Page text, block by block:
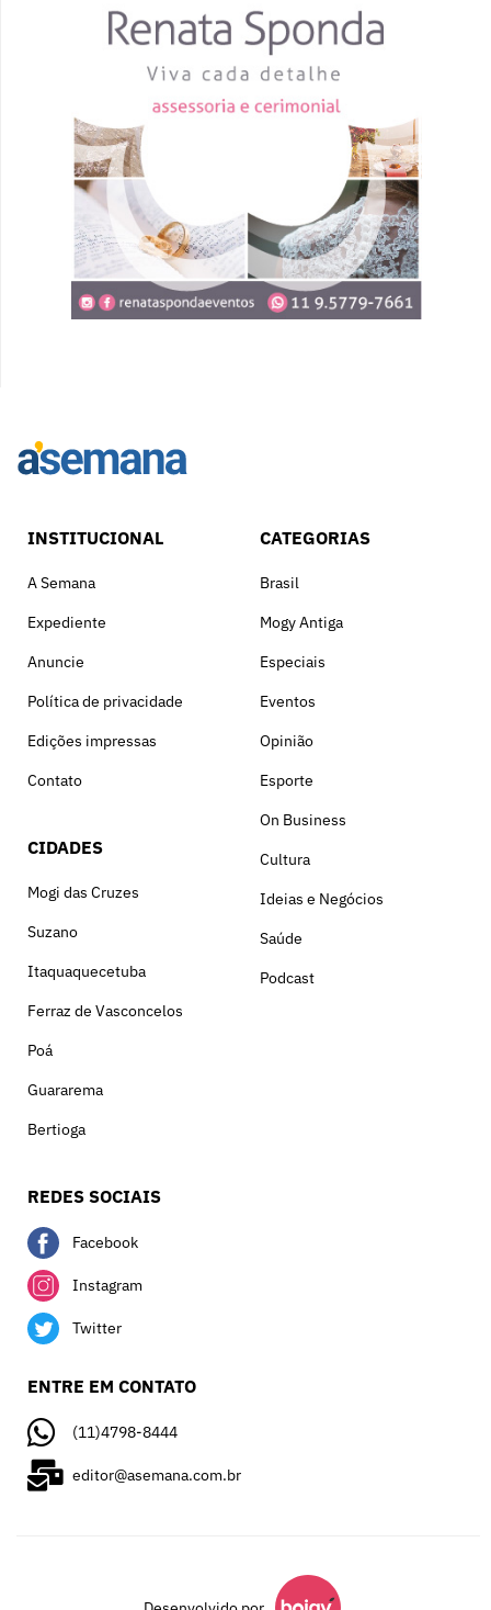
INSTITUCIONAL
A Semana
Expediente
Anuncie
Política de privacidade
Edições impressas
Contato
CIDADES
Mogi das Cruzes
Suzano
Itaquaquecetuba
Ferraz de Vasconcelos
Poá
Guararema
Bertioga
CATEGORIAS
Brasil
Mogy Antiga
Especiais
Eventos
Opinião
Esporte
On Business
Cultura
Ideias e Negócios
Saúde
Podcast
REDES SOCIAIS
Facebook
Instagram
Twitter
ENTRE EM CONTATO
(11)4798-8444
editor@asemana.com.br